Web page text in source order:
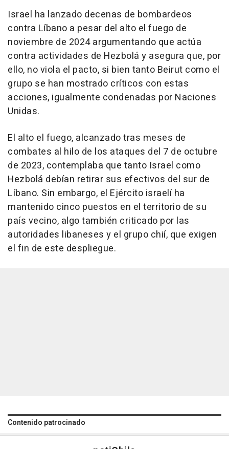
Israel ha lanzado decenas de bombardeos
contra Líbano a pesar del alto el fuego de
noviembre de 2024 argumentando que actúa
contra actividades de Hezbolá y asegura que, por
ello, no viola el pacto, si bien tanto Beirut como el
grupo se han mostrado críticos con estas
acciones, igualmente condenadas por Naciones
Unidas.
El alto el fuego, alcanzado tras meses de
combates al hilo de los ataques del 7 de octubre
de 2023, contemplaba que tanto Israel como
Hezbolá debían retirar sus efectivos del sur de
Líbano. Sin embargo, el Ejército israelí ha
mantenido cinco puestos en el territorio de su
país vecino, algo también criticado por las
autoridades libaneses y el grupo chií, que exigen
el fin de este despliegue.
Contenido patrocinado